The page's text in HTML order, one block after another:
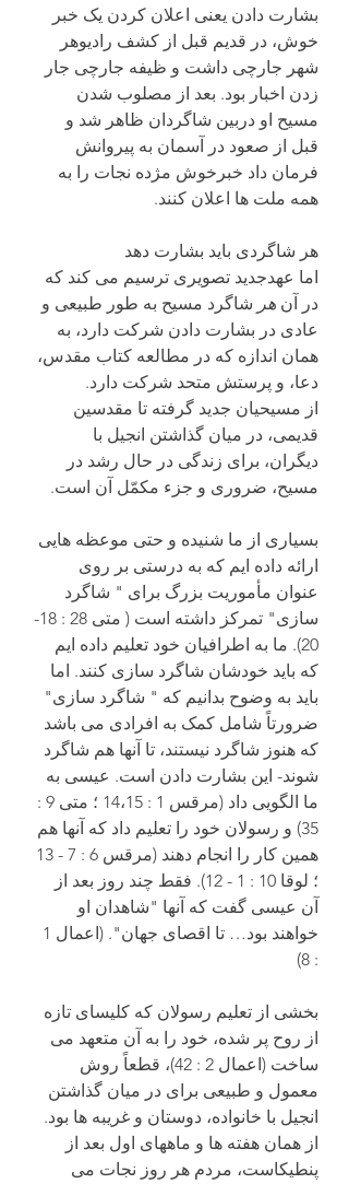
بشارت دادن یعنی اعلان کردن یک خبر
خوش، در قدیم قبل از کشف رادیوهر
شهر جارچی داشت و ظیفه جارچی جار
زدن اخبار بود. بعد از مصلوب شدن
مسیح او دربین شاگردان ظاهر شد و
قبل از صعود در آسمان به پیروانش
فرمان داد خبرخوش مژده نجات را به
همه ملت ها اعلان کنند.
هر شاگردی باید بشارت دهد
اما عهدجدید تصویری ترسیم می کند که
در آن هر شاگرد مسیح به طور طبیعی و
عادی در بشارت دادن شرکت دارد، به
همان اندازه که در مطالعه کتاب مقدس،
دعا، و پرستش متحد شرکت دارد.
از مسیحیان جدید گرفته تا مقدسین
قدیمی، در میان گذاشتن انجیل با
دیگران، برای زندگی در حال رشد در
مسیح، ضروری و جزء مکمّل آن است.
بسیاری از ما شنیده و حتی موعظه هایی
ارائه داده ایم که به درستی بر روی
عنوان مأموریت بزرگ برای " شاگرد
سازی" تمرکز داشته است ( متی 28 : 18-
20). ما به اطرافیان خود تعلیم داده ایم
که باید خودشان شاگرد سازی کنند. اما
باید به وضوح بدانیم که " شاگرد سازی"
ضرورتاً شامل کمک به افرادی می باشد
که هنوز شاگرد نیستند، تا آنها هم شاگرد
شوند- این بشارت دادن است. عیسی به
ما الگویی داد (مرقس 1 : 14،15 ؛ متی 9 :
35) و رسولان خود را تعلیم داد که آنها هم
؛ لوقا 10 : 1 - 12). فقط چند روز بعد از
آن عیسی گفت که آنها "شاهدان او
: 8)
بخشی از تعلیم رسولان که کلیسای تازه
از روح پر شده، خود را به آن متعهد می
ساخت (اعمال 2 : 42)، قطعاً روش
معمول و طبیعی برای در میان گذاشتن
انجیل با خانواده، دوستان و غریبه ها بود.
از همان هفته ها و ماههای اول بعد از
پنطیکاست، مردم هر روز نجات می